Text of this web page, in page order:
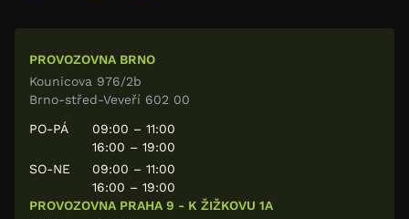
PROVOZOVNA BRNO
Kounicova 976/2b
Brno-střed-Veveří 602 00
PO-PÁ
09:00 – 11:00
16:00 – 19:00
SO-NE
09:00 – 11:00
16:00 – 19:00
PROVOZOVNA PRAHA 9 - K ŽIŽKOVU 1A